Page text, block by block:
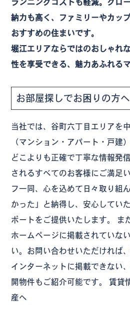
ランニングコストも軽減。クロ
納力も高く、ファミリーやカッ
おすすめの住まいです。
堀江エリアならではのおしゃれ
性を享受できる、魅力あふれる
お部屋探しでお困りの方へ
当社では、谷町六丁目エリアを
（マンション・アパート・戸建
どこよりも正確で丁寧な情報発
されるすべてのお客様にご満足
フ一同、心を込めて日々取り組
かった」と納得し、安心してい
ポートをご提供いたします。 ま
ホームページに掲載されていな
い。お問い合わせいただければ
インターネットに掲載できない
開物件もご紹介可能です。 賃貸
産へ